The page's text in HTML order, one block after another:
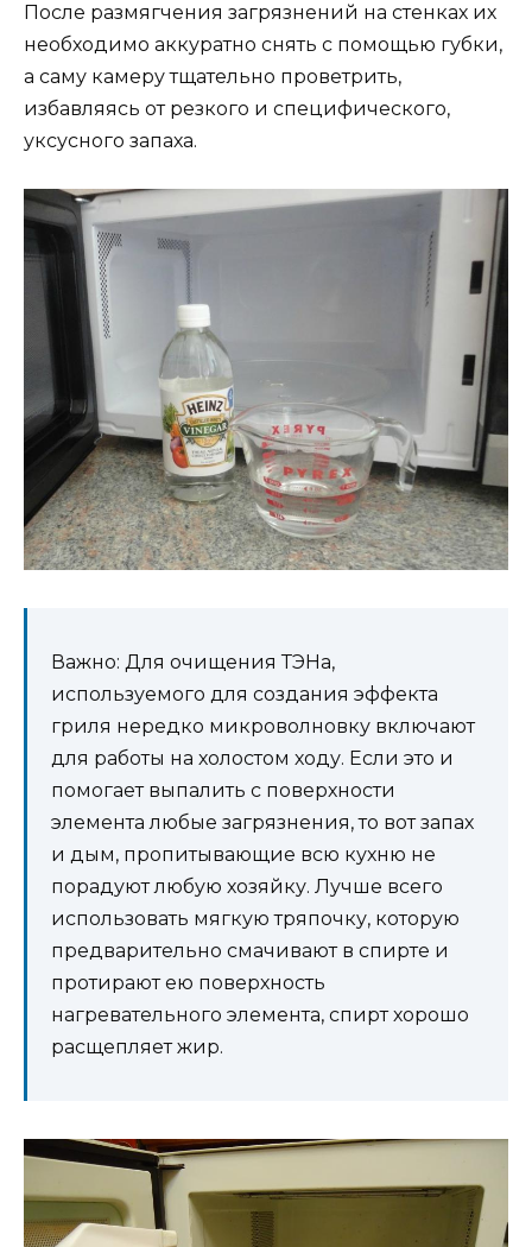
После размягчения загрязнений на стенках их
необходимо аккуратно снять с помощью губки,
а саму камеру тщательно проветрить,
избавляясь от резкого и специфического,
уксусного запаха.
Важно: Для очищения ТЭНа,
используемого для создания эффекта
гриля нередко микроволновку включают
для работы на холостом ходу. Если это и
помогает выпалить с поверхности
элемента любые загрязнения, то вот запах
и дым, пропитывающие всю кухню не
порадуют любую хозяйку. Лучше всего
использовать мягкую тряпочку, которую
предварительно смачивают в спирте и
протирают ею поверхность
нагревательного элемента, спирт хорошо
расщепляет жир.